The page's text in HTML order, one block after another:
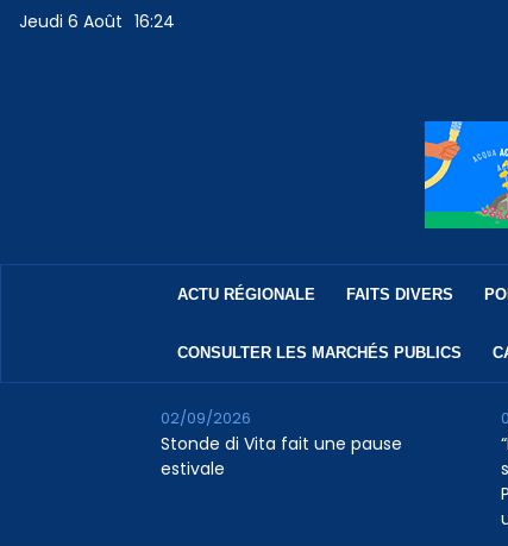
Jeudi 6 Août 16:24
ACTU RÉGIONALE FAITS DIVERS
CONSULTER LES MARCHÉS PUBLICS
Stonde di Vita fait une pause
estivale
02/09/2026